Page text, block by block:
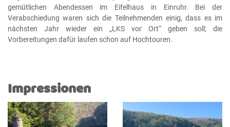
gemütlichen Abendessen im Eifelhaus in Einruhr. Bei der
Verabschiedung waren sich die Teilnehmenden einig, dass es im
nächsten Jahr wieder ein „LKS vor Ort“ geben soll; die
Vorbereitungen dafür laufen schon auf Hochtouren.
Impressionen